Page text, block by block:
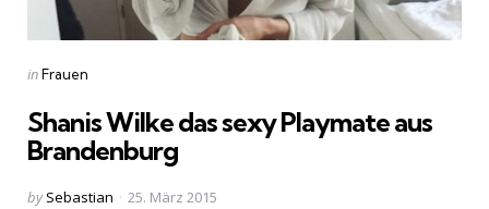
Categories
Posted
inFrauen
Shanis Wilke das sexy Playmate aus
Brandenburg
Posted
by Sebastian 25. März 2015